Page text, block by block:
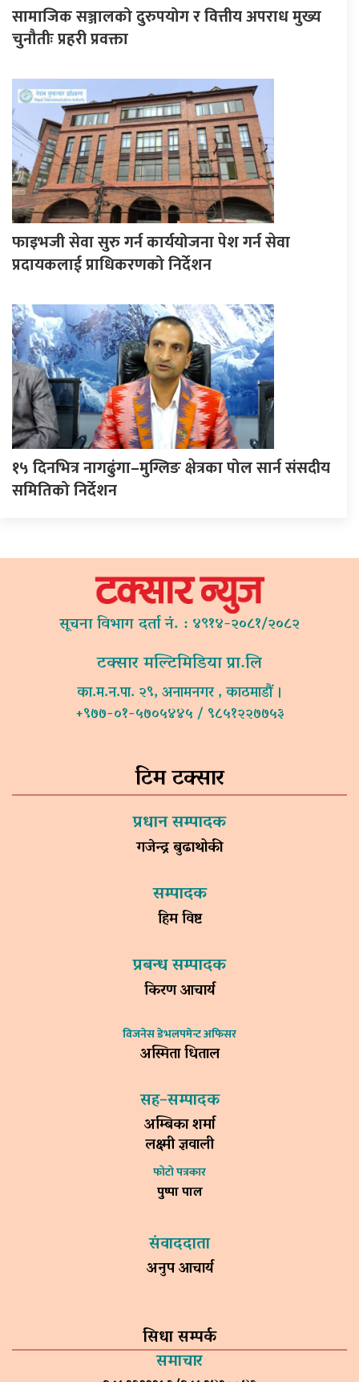
सामाजिक सञ्जालको दुरुपयोग र वित्तीय अपराध मुख्य
चुनौतीः प्रहरी प्रवक्ता
फाइभजी सेवा सुरु गर्न कार्ययोजना पेश गर्न सेवा
प्रदायकलाई प्राधिकरणको निर्देशन
१५ दिनभित्र नागढुंगा–मुग्लिङ क्षेत्रका पोल सार्न संसदीय
समितिको निर्देशन
सूचना विभाग दर्ता नं. : ४९१४-२०८१/२०८२
टक्सार मल्टिमिडिया प्रा.लि
का.म.न.पा. २९, अनामनगर , काठमाडौं ।
+९७७-०१-५७०५४४५ / ९८५१२२७७५३
टिम टक्सार
प्रधान सम्पादक
गजेन्द्र बुढाथोकी
सम्पादक
हिम विष्ट
प्रबन्ध सम्पादक
किरण आचार्य
विजनेस डेभलपमेन्ट अफिसर
अस्मिता धिताल
सह–सम्पादक
अम्बिका शर्मा
लक्ष्मी ज्ञवाली
फोटो पत्रकार
पुष्पा पाल
संवाददाता
अनुप आचार्य
सिधा सम्पर्क
समाचार